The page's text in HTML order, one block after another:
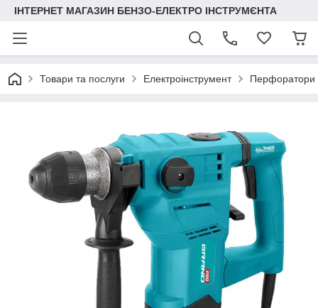
ІНТЕРНЕТ МАГАЗИН БЕНЗО-ЕЛЕКТРО ІНСТРУМЄНТА
Товари та послуги Електроінструмент Перфоратори